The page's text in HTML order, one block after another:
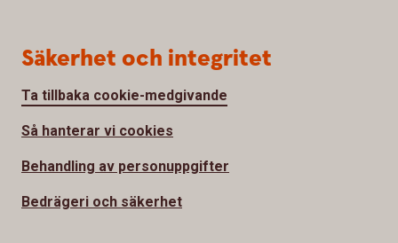
Säkerhet och integritet
Ta tillbaka cookie-medgivande
Så hanterar vi cookies
Behandling av personuppgifter
Bedrägeri och säkerhet